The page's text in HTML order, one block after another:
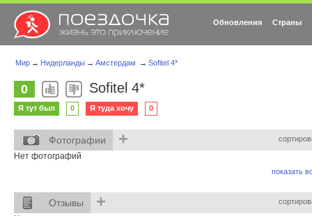
Обновления Страны
Мир → Нидерланды → Амстердам → Sofitel 4*
0 Sofitel 4*
Я тут был 0 Я туда хочу 0
Фотографии +
Нет фотографий
показать
Отзывы +